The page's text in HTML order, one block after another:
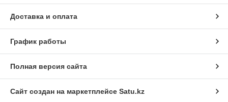
Доставка и оплата
График работы
Полная версия сайта
Сайт создан на маркетплейсе Satu.kz